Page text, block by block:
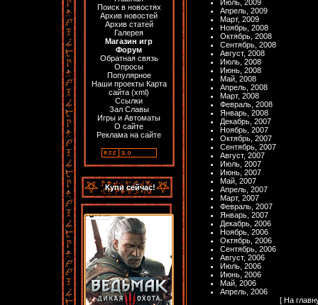
Поиск в новостях
Архив новостей
Архив статей
Галерея
Магазин игр
Форум
Обратная связь
Опросы
Популярное
Наши проекты Карта
сайта (xml)
Ссылки
Зал Славы
Игры и Автоматы
О сайте
Реклама на сайте
Купи сейчас!
Июль, 2009
Апрель, 2009
Март, 2009
Ноябрь, 2008
Октябрь, 2008
Сентябрь, 2008
Август, 2008
Июль, 2008
Июнь, 2008
Май, 2008
Апрель, 2008
Март, 2008
Февраль, 2008
Январь, 2008
Декабрь, 2007
Ноябрь, 2007
Октябрь, 2007
Сентябрь, 2007
Август, 2007
Июль, 2007
Июнь, 2007
Май, 2007
Апрель, 2007
Март, 2007
Февраль, 2007
Январь, 2007
Декабрь, 2006
Ноябрь, 2006
Октябрь, 2006
Сентябрь, 2006
Август, 2006
Июль, 2006
Июнь, 2006
Май, 2006
Апрель, 2006
[ На